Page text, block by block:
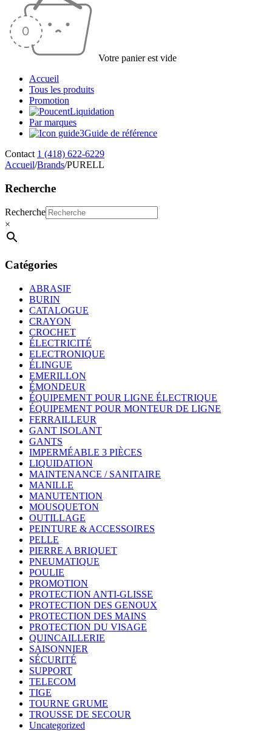
Votre panier est vide
Accueil
Tous les produits
Promotion
Liquidation
Par marques
Guide de référence
Contact 1 (418) 622-6229
Accueil/Brands/PURELL
Recherche
Recherche
×
Catégories
ABRASIF
BURIN
CATALOGUE
CRAYON
CROCHET
ÉLECTRICITÉ
ELECTRONIQUE
ÉLINGUE
EMERILLON
ÉMONDEUR
ÉQUIPEMENT POUR LIGNE ÉLECTRIQUE
ÉQUIPEMENT POUR MONTEUR DE LIGNE
FERRAILLEUR
GANT ISOLANT
GANTS
IMPERMÉABLE 3 PIÈCES
LIQUIDATION
MAINTENANCE / SANITAIRE
MANILLE
MANUTENTION
MOUSQUETON
OUTILLAGE
PEINTURE & ACCESSOIRES
PELLE
PIERRE A BRIQUET
PNEUMATIQUE
POULIE
PROMOTION
PROTECTION ANTI-GLISSE
PROTECTION DES GENOUX
PROTECTION DES MAINS
PROTECTION DU VISAGE
QUINCAILLERIE
SAISONNIER
SÉCURITÉ
SUPPORT
TELECOM
TIGE
TOURNE GRUME
TROUSSE DE SECOUR
Uncategorized